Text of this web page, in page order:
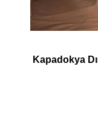
Kapadokya